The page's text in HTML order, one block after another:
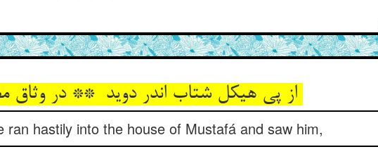
از پی هیکل شتاب اندر دوید ** در وثاق مصطفی و آن را بدید
ran hastily into the house of Mustafá and saw him,